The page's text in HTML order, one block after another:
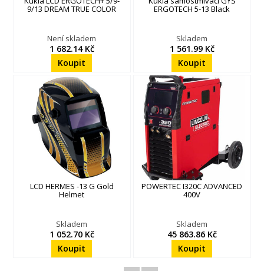
9/13 DREAM TRUE COLOR
Není skladem
1 682.14 Kč
ERGOTECH 5-13 Black
Skladem
1 561.99 Kč
LCD HERMES -13 G Gold
Helmet
Skladem
1 052.70 Kč
POWERTEC I320C ADVANCED
400V
Skladem
45 863.86 Kč